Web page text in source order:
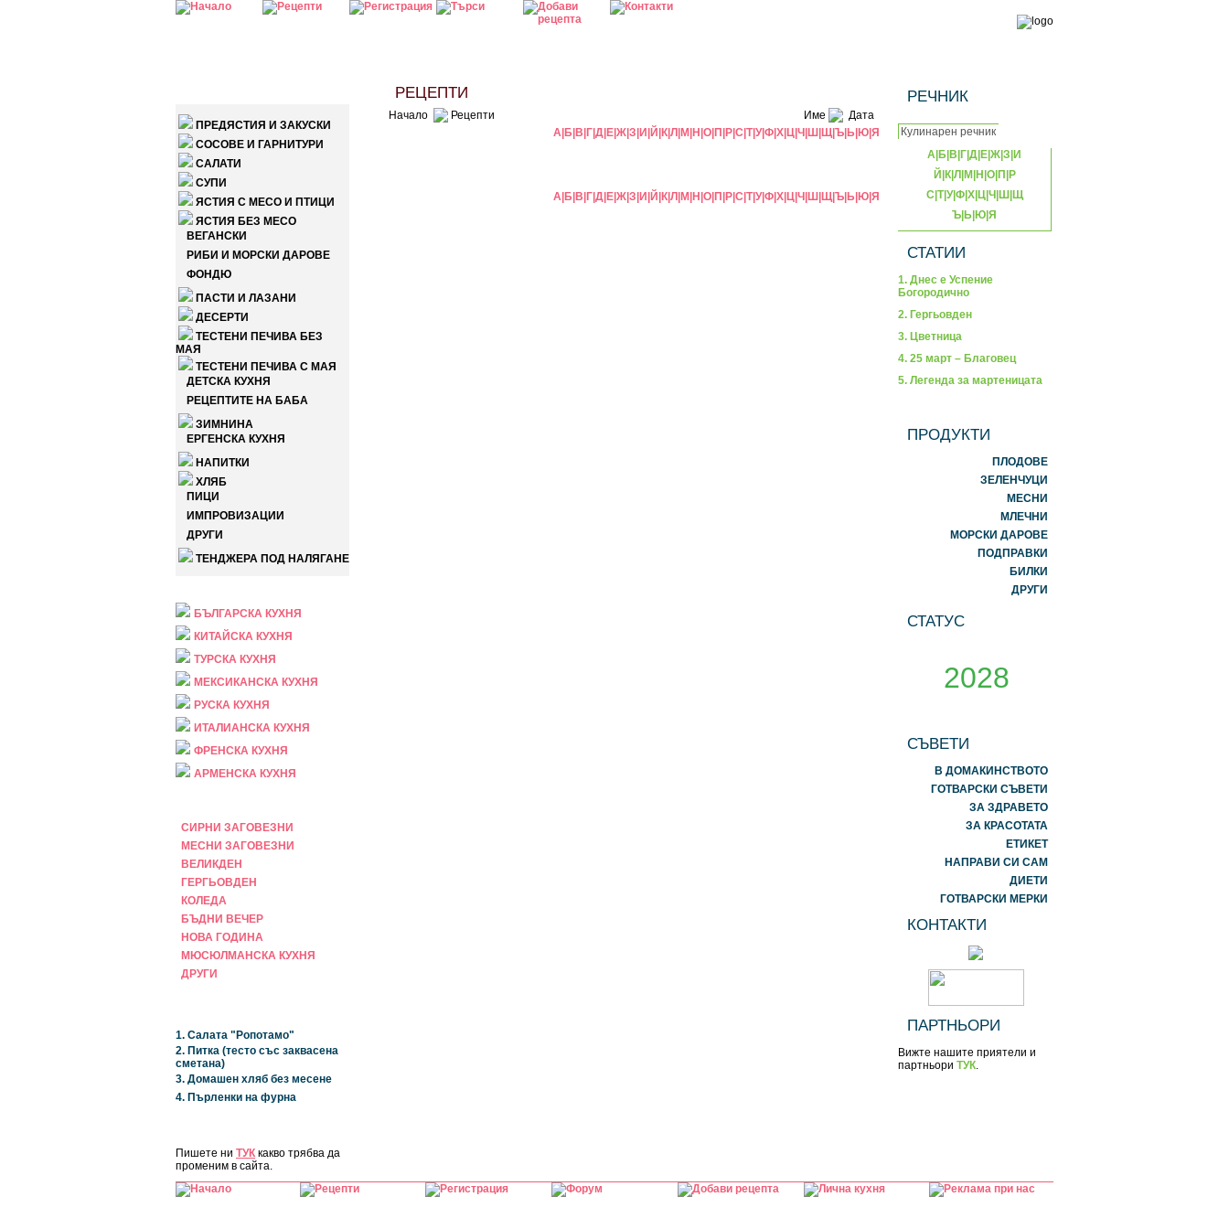
ПРЕДЯСТИЯ И ЗАКУСКИ
СОСОВЕ И ГАРНИТУРИ
САЛАТИ
СУПИ
ЯСТИЯ С МЕСО И ПТИЦИ
ЯСТИЯ БЕЗ МЕСО
ВЕГАНСКИ
РИБИ И МОРСКИ ДАРОВЕ
ФОНДЮ
ПАСТИ И ЛАЗАНИ
ДЕСЕРТИ
ТЕСТЕНИ ПЕЧИВА БЕЗ
МАЯ
ТЕСТЕНИ ПЕЧИВА С МАЯ
ДЕТСКА КУХНЯ
РЕЦЕПТИТЕ НА БАБА
ЗИМНИНА
ЕРГЕНСКА КУХНЯ
НАПИТКИ
ХЛЯБ
ПИЦИ
ИМПРОВИЗАЦИИ
ДРУГИ
ТЕНДЖЕРА ПОД НАЛЯГАНЕ
БЪЛГАРСКА КУХНЯ
КИТАЙСКА КУХНЯ
ТУРСКА КУХНЯ
МЕКСИКАНСКА КУХНЯ
РУСКА КУХНЯ
ИТАЛИАНСКА КУХНЯ
ФРЕНСКА КУХНЯ
АРМЕНСКА КУХНЯ
СИРНИ ЗАГОВЕЗНИ
МЕСНИ ЗАГОВЕЗНИ
ВЕЛИКДЕН
ГЕРГЬОВДЕН
КОЛЕДА
БЪДНИ ВЕЧЕР
НОВА ГОДИНА
МЮСЮЛМАНСКА КУХНЯ
ДРУГИ
1. Салата "Ропотамо"
2. Питка (тесто със заквасена
сметана)
3. Домашен хляб без месене
4. Пърленки на фурна
Пишете ни ТУК какво трябва да
променим в сайта.
РЕЦЕПТИ
Начало Рецепти Име
Дата
А Б В Г Д Е Ж З И Й К Л М Н О П Р С Т|У|Ф Х Ц Ч Ш Щ Ъ Ь Ю Я
А Б В Г Д Е Ж З И Й К Л М Н О П Р С Т|У|Ф Х Ц Ч Ш Щ Ъ Ь Ю Я
РЕЧНИК
А Б В Г Д Е Ж З И
Й К| Л М Н О| П Р
С Т|У|Ф| Х| Ц| Ч Ш Щ
Ъ Ь Ю Я
СТАТИИ
1. Днес е Успение
Богородично
2. Гергьовден
3. Цветница
4. 25 март – Благовец
5. Легенда за мартеницата
ПРОДУКТИ
ПЛОДОВЕ
ЗЕЛЕНЧУЦИ
МЕСНИ
МЛЕЧНИ
МОРСКИ ДАРОВЕ
ПОДПРАВКИ
БИЛКИ
ДРУГИ
СТАТУС
2028
СЪВЕТИ
В ДОМАКИНСТВОТО
ГОТВАРСКИ СЪВЕТИ
ЗА ЗДРАВЕТО
ЗА КРАСОТАТА
ЕТИКЕТ
НАПРАВИ СИ САМ
ДИЕТИ
ГОТВАРСКИ МЕРКИ
КОНТАКТИ
ПАРТНЬОРИ
Вижте нашите приятели и
партньори ТУК.